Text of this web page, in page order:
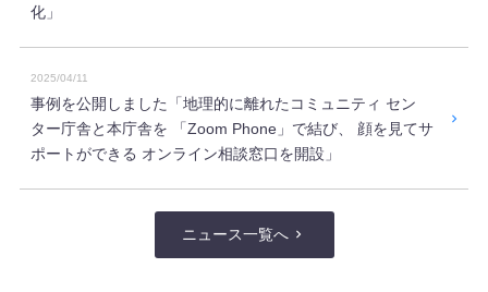
化」
2025/04/11
事例を公開しました「地理的に離れたコミュニティ セン
ター庁舎と本庁舎を 「Zoom Phone」で結び、 顔を見てサ
ポートができる オンライン相談窓口を開設」
ニュース一覧へ